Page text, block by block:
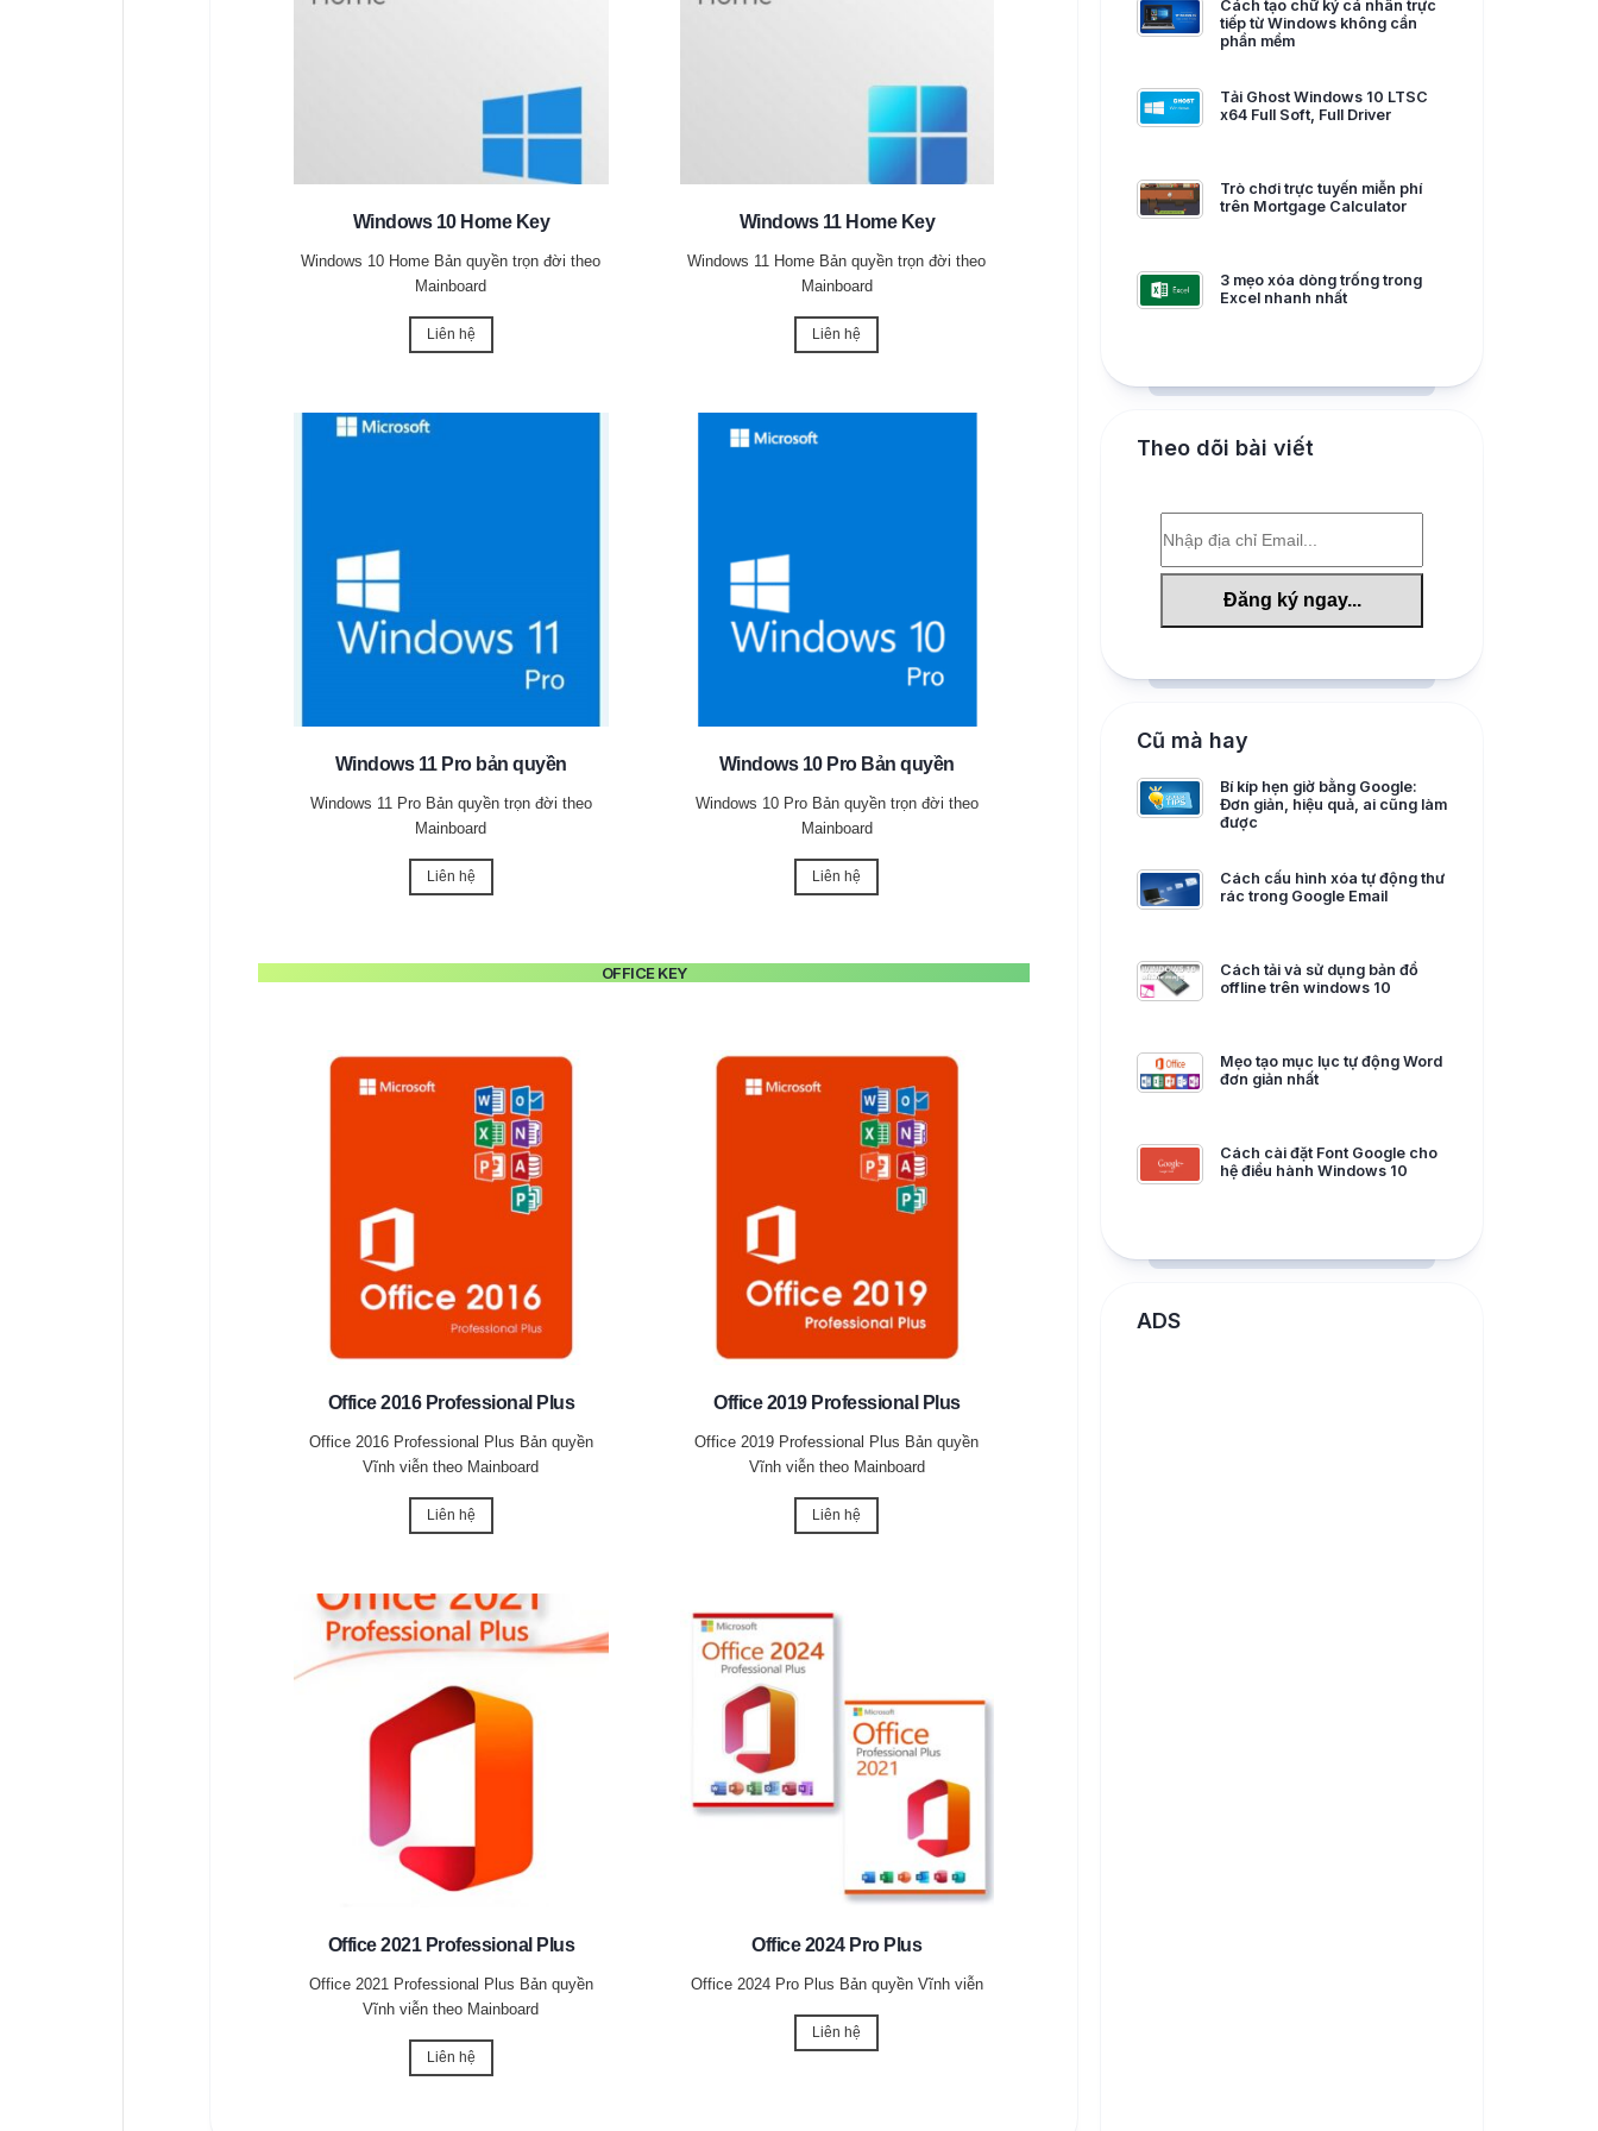
Snake
2048
Tetris
Tower
ảnh
cụ
Online
Windows 10 Home Key
Windows 10 Home Bản quyền trọn đời theo
Mainboard
Liên hệ
Windows 11 Home Key
Windows 11 Home Bản quyền trọn đời theo
Mainboard
Liên hệ
Windows 11 Pro bản quyền
Windows 11 Pro Bản quyền trọn đời theo
Mainboard
Liên hệ
Windows 10 Pro Bản quyền
Windows 10 Pro Bản quyền trọn đời theo
Mainboard
Liên hệ
OFFICE KEY
Office 2016 Professional Plus
Office 2016 Professional Plus Bản quyền
Vĩnh viễn theo Mainboard
Liên hệ
Office 2019 Professional Plus
Office 2019 Professional Plus Bản quyền
Vĩnh viễn theo Mainboard
Liên hệ
Office 2021 Professional Plus
Office 2021 Professional Plus Bản quyền
Vĩnh viễn theo Mainboard
Liên hệ
Office 2024 Pro Plus
Office 2024 Pro Plus Bản quyền Vĩnh viễn
Liên hệ
Cách tạo chữ ký cá nhân trực
tiếp từ Windows không cần
phần mềm
Tải Ghost Windows 10 LTSC
x64 Full Soft, Full Driver
Trò chơi trực tuyến miễn phí
trên Mortgage Calculator
3 mẹo xóa dòng trống trong
Excel nhanh nhất
Theo dõi bài viết
Cũ mà hay
Bí kíp hẹn giờ bằng Google:
Đơn giản, hiệu quả, ai cũng làm
được
Cách cấu hình xóa tự động thư
rác trong Google Email
Cách tải và sử dụng bản đồ
offline trên windows 10
Mẹo tạo mục lục tự động Word
đơn giản nhất
Cách cài đặt Font Google cho
hệ điều hành Windows 10
ADS